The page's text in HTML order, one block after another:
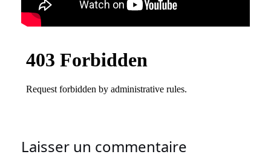
Laisser un commentaire